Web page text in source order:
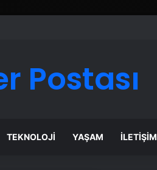
Postası
TEKNOLOJI YAŞAM İLETIŞIM